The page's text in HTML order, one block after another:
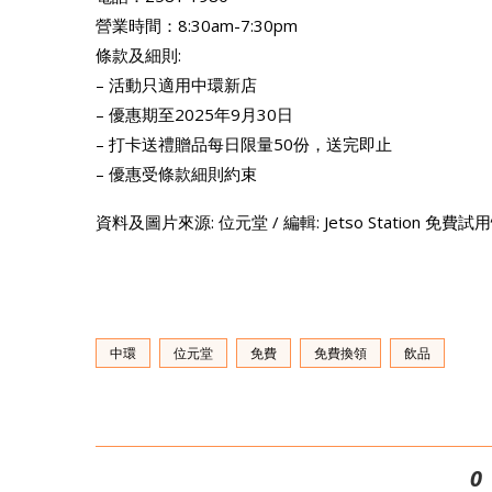
營業時間：8:30am-7:30pm
條款及細則:
– 活動只適用中環新店
– 優惠期至2025年9月30日
– 打卡送禮贈品每日限量50份，送完即止
– 優惠受條款細則約束
資料及圖片來源: 位元堂 / 編輯: Jetso Station 免費試
中環 位元堂 免費 免費換領 飲品
0